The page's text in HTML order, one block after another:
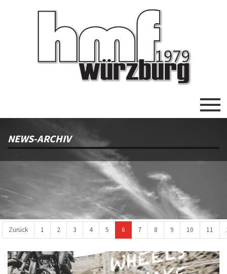
NEWS-ARCHIV
Zurück 1 2 3 4 5 6 7 8 9 10 11